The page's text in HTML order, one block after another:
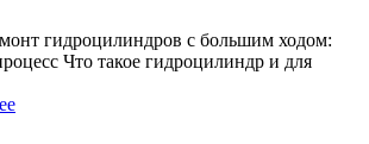
гидроцилиндров с большим ходом:
Что такое гидроцилиндр и для